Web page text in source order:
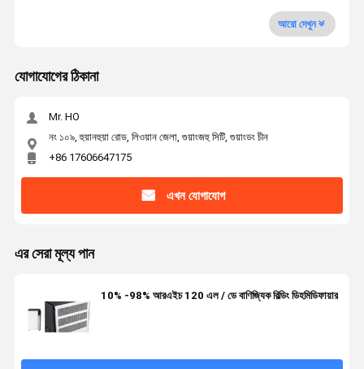
আরো দেখুন
যোগাযোগের ঠিকানা
Mr. HO
নং ১০৯, হুয়ানহুয়া রোড, লিওয়ান জেলা, গুয়াংজহু সিটি, গুয়াংডং চীন
+86 17606647175
এখন যোগাযোগ
এর সেরা মূল্য পান
10% -98% আরএইচ 120 এল / ডে বাণিজ্যিক বিল্ডিং ডিহমিডিফায়ার